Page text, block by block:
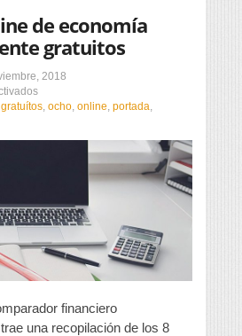
de economía
gratuitos
2018
en
8
completamente
gratuítos, ocho, online, portada,
financiero
una recopilación de los 8